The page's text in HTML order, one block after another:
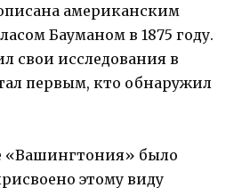
американским
Бауманом в 1875 году.
свои исследования в
первым, кто обнаружил
«Вашингтония» было
этому виду